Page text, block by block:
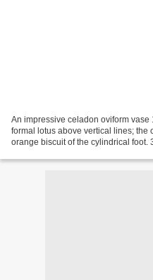
An impressive celadon oviform
formal lotus above vertical lines;
orange biscuit of the cylindrical foot.